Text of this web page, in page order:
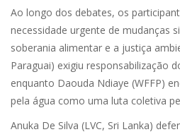
Ao longo dos debates, os
necessidade urgente de mudanças
soberania alimentar e a justiça
Paraguai) exigiu responsabilização
enquanto Daouda Ndiaye (WFFP)
pela água como uma luta coletiva
Anuka De Silva (LVC, Sri Lanka)